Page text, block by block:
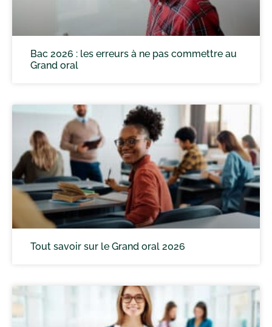
Bac 2026 : les erreurs à ne pas commettre au
Grand oral
Tout savoir sur le Grand oral 2026